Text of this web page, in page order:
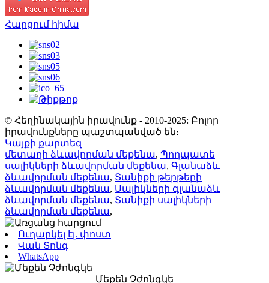
Հարցում հիմա
© Հեղինակային իրավունք - 2010-2025: Բոլոր
իրավունքները պաշտպանված են։
Կայքի քարտեզ
մետաղի ձևավորման մեքենա, Պողպատե
սալիկների ձևավորման մեքենա, Գլանաձև
ձևավորման մեքենա, Տանիքի թերթերի
ձևավորման մեքենա, Սալիկների գլանաձև
ձևավորման մեքենա, Տանիքի սալիկների
ձևավորման մեքենա,
Ուղարկել էլ. փոստ
Վան Տոնգ
WhatsApp
Մեքեն Չժոնգկե